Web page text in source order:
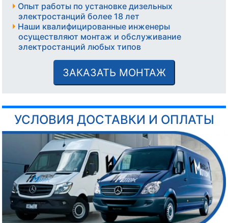
Опыт работы по установке дизельных
электростанций более 18 лет
Наши квалифицированные инженеры
осуществляют монтаж и обслуживание
электростанций любых типов
ЗАКАЗАТЬ МОНТАЖ
УСЛОВИЯ ДОСТАВКИ И ОПЛАТЫ